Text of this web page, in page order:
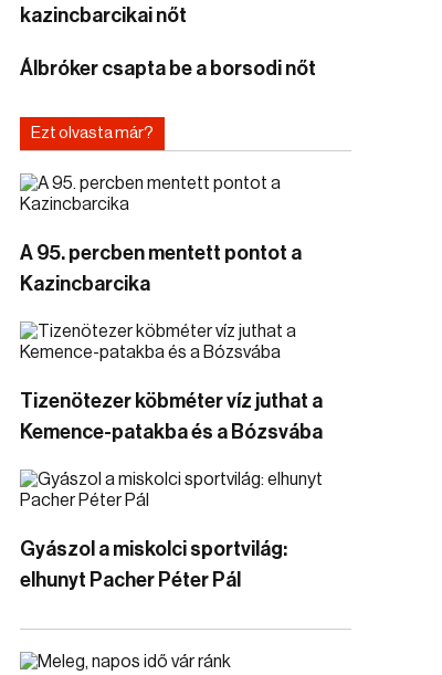
kazincbarcikai nőt
Álbróker csapta be a borsodi nőt
Ezt olvasta már?
A 95. percben mentett pontot a
Kazincbarcika
Tizenötezer köbméter víz juthat a
Kemence-patakba és a Bózsvába
Gyászol a miskolci sportvilág:
elhunyt Pacher Péter Pál